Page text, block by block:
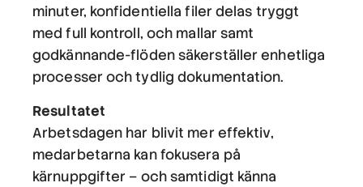
minuter, konfidentiella filer delas tryggt
med full kontroll, och mallar samt
godkännande-flöden säkerställer enhetliga
processer och tydlig dokumentation.
Resultatet
Arbetsdagen har blivit mer effektiv,
medarbetarna kan fokusera på
kärnuppgifter – och samtidigt känna